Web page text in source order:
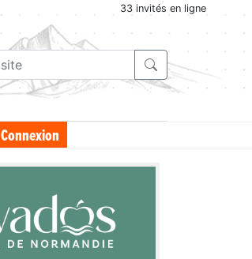
33 invités en ligne
Connexion